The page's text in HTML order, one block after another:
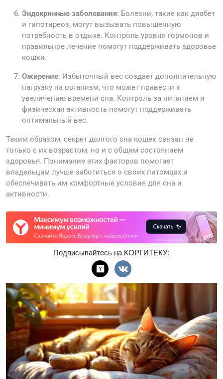
Эндокринные заболевания: Болезни, такие как диабет
и гипотиреоз, могут вызывать повышенную
потребность в отдыхе. Контроль уровня гормонов и
правильное лечение помогут поддерживать здоровье
кошки.
Ожирение: Избыточный вес создает дополнительную
нагрузку на организм, что может привести к
увеличению времени сна. Контроль за питанием и
физическая активность помогут поддерживать
оптимальный вес.
Таким образом, секрет долгого сна кошек связан не
только с их возрастом, но и с общим состоянием
здоровья. Понимание этих факторов помогает
владельцам лучше заботиться о своих питомцах и
обеспечивать им комфортные условия для сна и
активности.
Подписывайтесь на КОРГИТЕКУ: